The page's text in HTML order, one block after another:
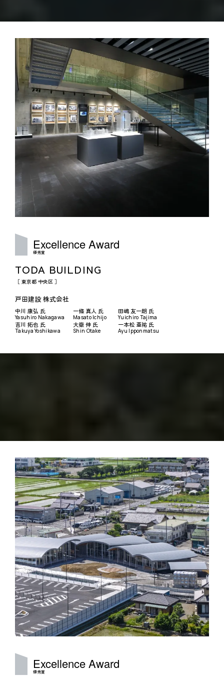
ExcellenceAward
優秀賞
TODA BUILDING
［ 東京都 中央区 ］
戸田建設 株式会社
中川 康弘 氏
Yasuhiro Nakagawa
一條 真人 氏
Masato Ichijo
田嶋 友一朗 氏
Yuichiro Tajima
吉川 拓也 氏
Takuya Yoshikawa
大嶽 伸 氏
Shin Otake
一本松 亜祐 氏
Ayu Ipponmatsu
ExcellenceAward
優秀賞